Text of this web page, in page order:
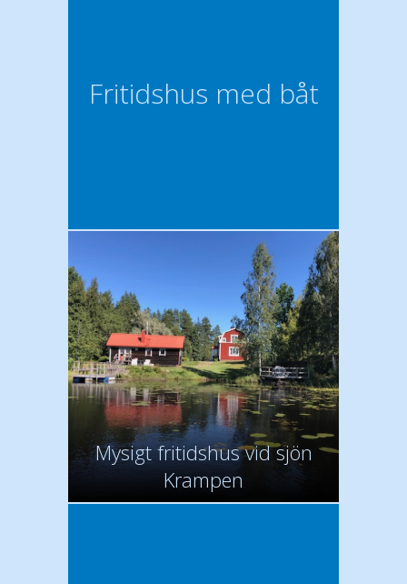
Fritidshus med båt
Mysigt fritidshus vid sjön
Krampen